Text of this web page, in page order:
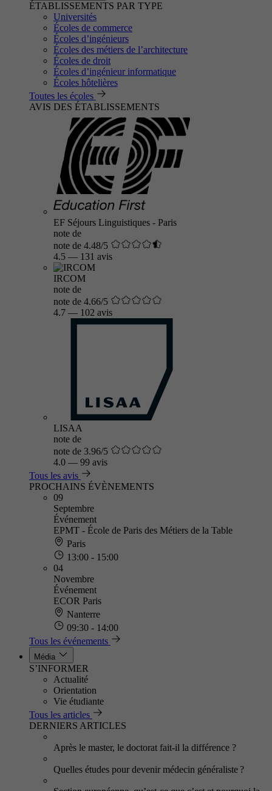
ÉTABLISSEMENTS PAR TYPE
Universités
Écoles de commerce
Écoles d’ingénieurs
Écoles des métiers de l’architecture
Écoles de droit
Écoles d’ingénieur informatique
Écoles hôtelières
Toutes les écoles
AVIS DES ÉTABLISSEMENTS
EF Séjours Linguistiques - Paris
note de
note de 4.48/5
4.5 — 131 avis
IRCOM
note de
note de 4.66/5
4.7 — 102 avis
LISAA
note de
note de 3.96/5
4.0 — 99 avis
Tous les avis
PROCHAINS ÉVÈNEMENTS
09
Septembre
Événement
EPMT - École de Paris des Métiers de la Table
Paris
13:00 - 15:00
04
Novembre
Événement
ECOR Paris
Nanterre
09:30 - 14:00
Tous les événements
Média
S’INFORMER
Actualité
Orientation
Vie étudiante
Tous les articles
DERNIERS ARTICLES
Après le master, le doctorat fait-il la différence ?
Quelles études pour devenir médecin généraliste ?